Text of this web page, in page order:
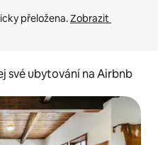
přeložena. Zobrazit
své ubytování na Airbnb